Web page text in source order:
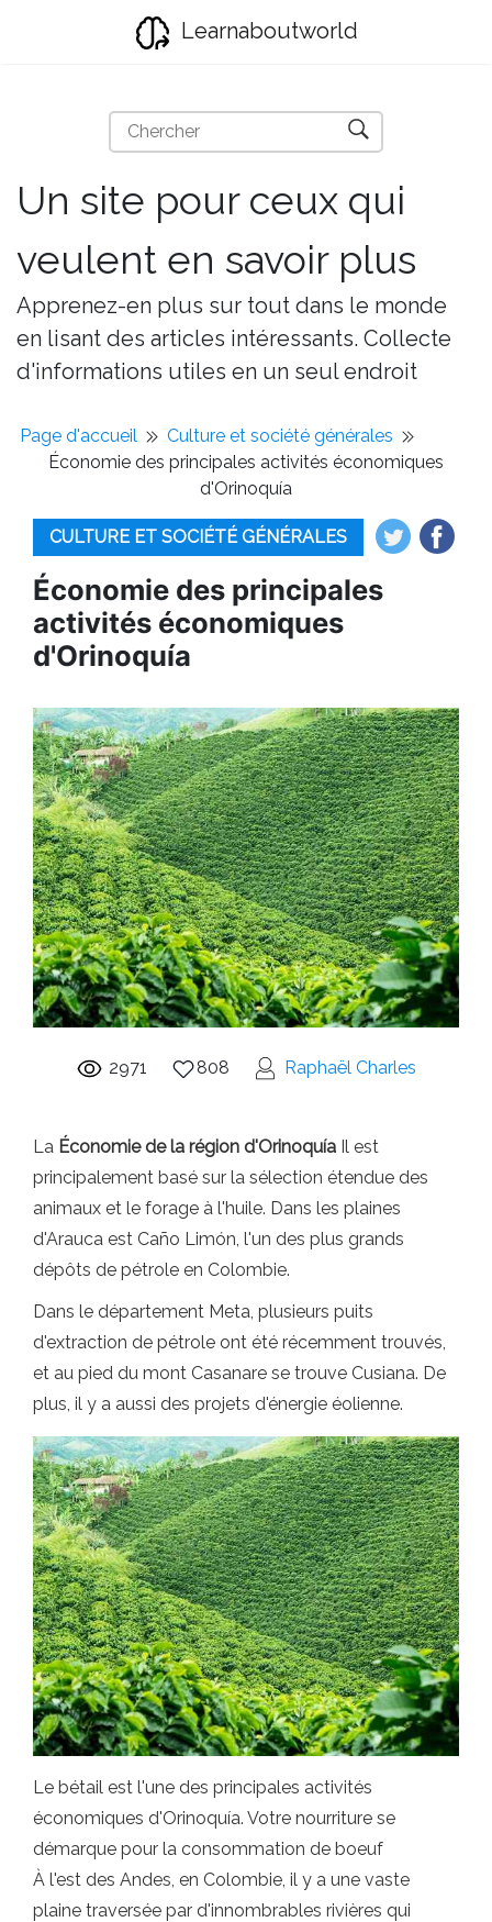
Learnaboutworld
Un site pour ceux qui
veulent en savoir plus
Apprenez-en plus sur tout dans le monde
en lisant des articles intéressants. Collecte
d'informations utiles en un seul endroit
Page d'accueil
Culture et société générales
Économie des principales activités économiques
d'Orinoquía
CULTURE ET SOCIÉTÉ GÉNÉRALES
Économie des principales
activités économiques
d'Orinoquía
2971 808 Raphaël Charles
La Économie de la région d'Orinoquía Il est
principalement basé sur la sélection étendue des
animaux et le forage à l'huile. Dans les plaines
d'Arauca est Caño Limón, l'un des plus grands
dépôts de pétrole en Colombie.
Dans le département Meta, plusieurs puits
d'extraction de pétrole ont été récemment trouvés,
et au pied du mont Casanare se trouve Cusiana. De
plus, il y a aussi des projets d'énergie éolienne.
Le bétail est l'une des principales activités
économiques d'Orinoquía. Votre nourriture se
démarque pour la consommation de boeuf
À l'est des Andes, en Colombie, il y a une vaste
plaine traversée par d'innombrables rivières qui